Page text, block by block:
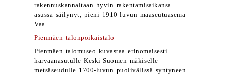
rakennuskannaltaan hyvin rakentamisaikansa
asussa säilynyt, pieni 1910-luvun maaseutuasema
Vaa ...
Pienmäen talonpoikaistalo
Pienmäen talomuseo kuvastaa erinomaisesti
harvaanasutulle Keski-Suomen mäkiselle
metsäseudulle 1700-luvun puolivälissä syntyneen